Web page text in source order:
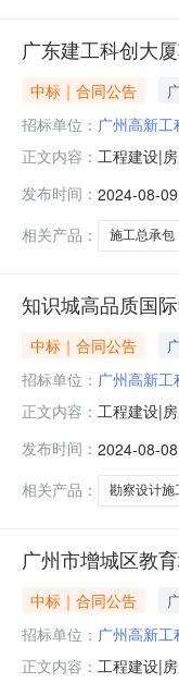
广东建工科创大
中标｜合同公告
招标单位： 广州高新
正文内容： 工程建设|
更文件、资
发布时间： 2024-08-
相关产品：
施工总承包
知识城高品质国
中标｜合同公告
招标单位： 广州高新
正文内容： 工程建设|
公司;广州
程勘察
发布时间： 2024-08-
相关产品：
勘察设计施
广州市增城区教
中标｜合同公告
招标单位： 广州高新
正文内容： 工程建设|